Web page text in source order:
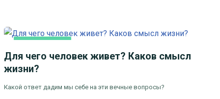
Для чего человек живет? Каков смысл
жизни?
Какой ответ дадим мы себе на эти вечные вопросы?